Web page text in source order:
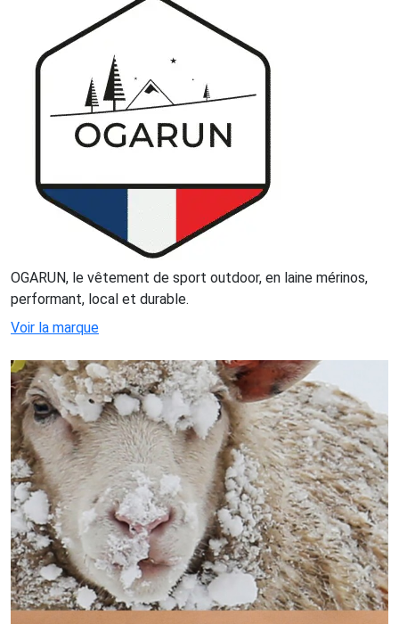
OGARUN, le vêtement de sport outdoor, en laine mérinos,
performant, local et durable.
Voir la marque